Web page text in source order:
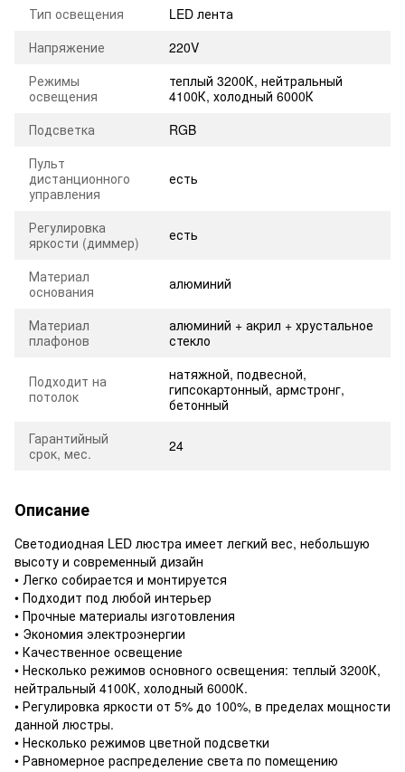
Тип освещения
LED лента
Напряжение
220V
Режимы
освещения
теплый 3200К, нейтральный
4100К, холодный 6000К
Подсветка
RGB
Пульт
дистанционного
управления
есть
Регулировка
яркости (диммер)
есть
Материал
основания
алюминий
Материал
плафонов
алюминий + акрил + хрустальное
стекло
Подходит на
потолок
натяжной, подвесной,
гипсокартонный, армстронг,
бетонный
Гарантийный
срок, мес.
24
Описание
Светодиодная LED люстра имеет легкий вес, небольшую
высоту и современный дизайн
• Легко собирается и монтируется
• Подходит под любой интерьер
• Прочные материалы изготовления
• Экономия электроэнергии
• Качественное освещение
• Несколько режимов основного освещения: теплый 3200К,
нейтральный 4100К, холодный 6000К.
• Регулировка яркости от 5% до 100%, в пределах мощности
данной люстры.
• Несколько режимов цветной подсветки
• Равномерное распределение света по помещению